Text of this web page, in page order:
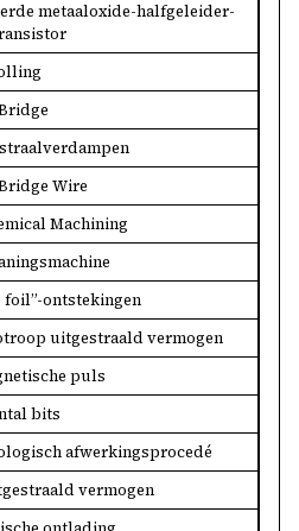
metaaloxide-halfgeleider-
Wire
Machining
foil”-ontstekingen
uitgestraald vermogen
puls
bits
afwerkingsprocedé
vermogen